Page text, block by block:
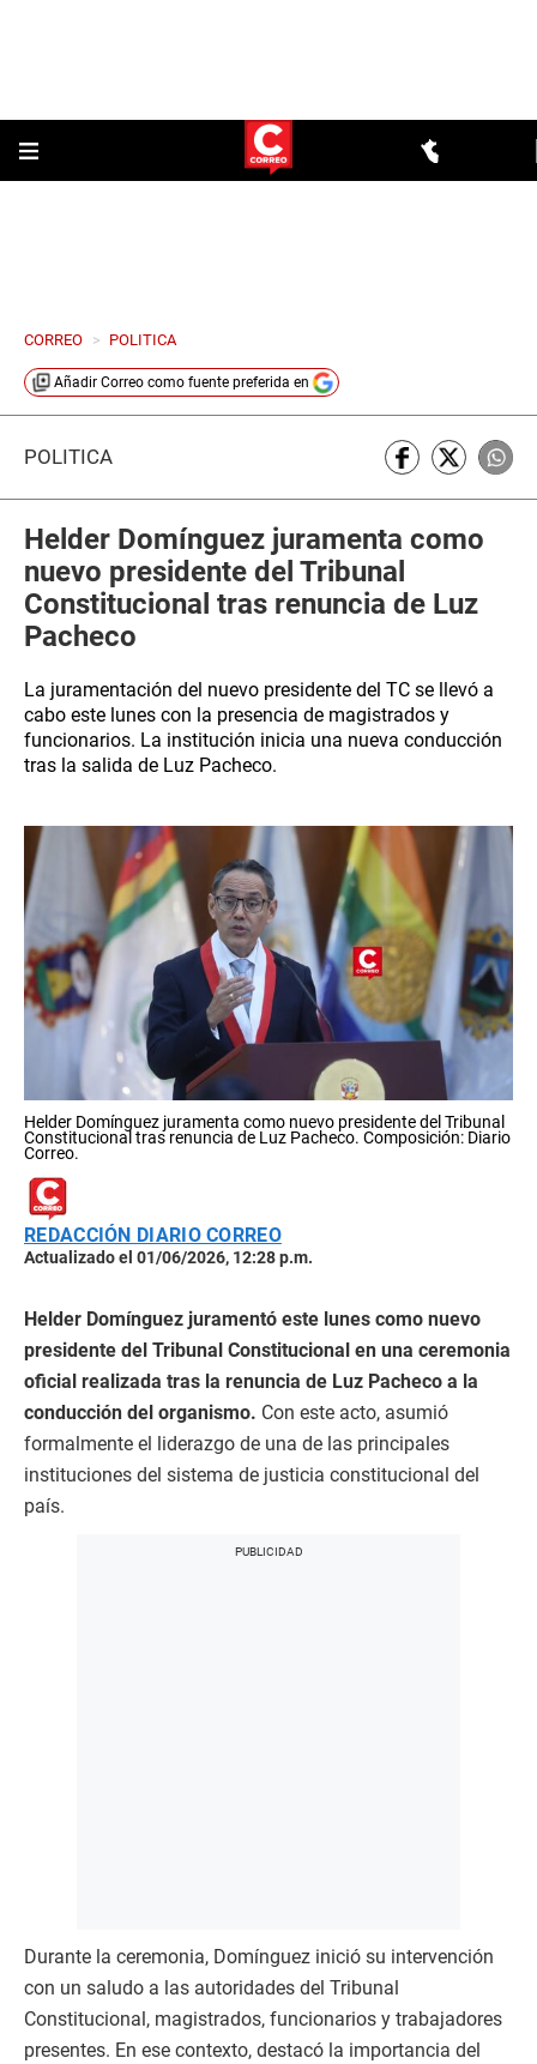
CORREO > POLITICA
Añadir Correo como fuente preferida en
POLÍTICA
Helder Domínguez juramenta como
nuevo presidente del Tribunal
Constitucional tras renuncia de Luz
Pacheco
La juramentación del nuevo presidente del TC se llevó a
cabo este lunes con la presencia de magistrados y
funcionarios. La institución inicia una nueva conducción
tras la salida de Luz Pacheco.
Helder Domínguez juramenta como nuevo presidente del Tribunal
Constitucional tras renuncia de Luz Pacheco. Composición: Diario
Correo.
REDACCIÓN DIARIO CORREO
Actualizado el 01/06/2026, 12:28 p.m.
Helder Domínguez juramentó este lunes como nuevo
presidente del Tribunal Constitucional en una ceremonia
oficial realizada tras la renuncia de Luz Pacheco a la
conducción del organismo. Con este acto, asumió
formalmente el liderazgo de una de las principales
instituciones del sistema de justicia constitucional del
país.
Durante la ceremonia, Domínguez inició su intervención
con un saludo a las autoridades del Tribunal
Constitucional, magistrados, funcionarios y trabajadores
presentes. En ese contexto, destacó la importancia del